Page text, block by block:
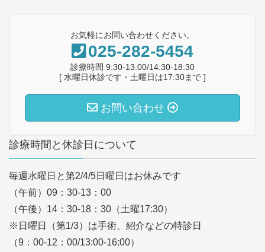
お気軽にお問い合わせください。
025-282-5454
診療時間 9:30-13:00/14:30-18:30
[ 水曜日休診です・土曜日は17:30まで ]
お問い合わせ
診療時間と休診日について
毎週水曜日と第2/4/5日曜日はお休みです
（午前）09：30-13：00
（午後）14：30-18：30（土曜17:30）
※日曜日（第1/3）は手術、紹介などの特診日
（9：00-12：00/13:00-16:00）